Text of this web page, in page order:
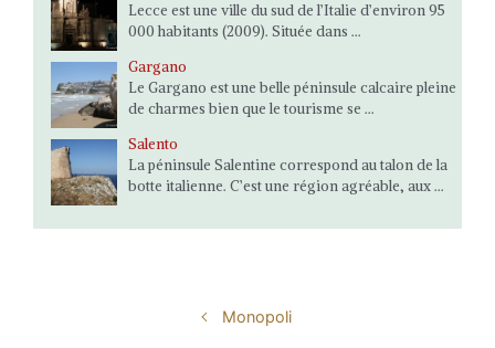
Lecce est une ville du sud de l’Italie d’environ 95
000 habitants (2009). Située dans ...
Gargano
Le Gargano est une belle péninsule calcaire pleine
de charmes bien que le tourisme se ...
Salento
La péninsule Salentine correspond au talon de la
botte italienne. C’est une région agréable, aux ...
Monopoli